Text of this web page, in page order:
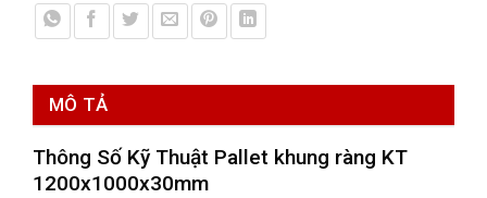
MÔ TẢ
Thông Số Kỹ Thuật Pallet khung ràng KT
1200x1000x30mm